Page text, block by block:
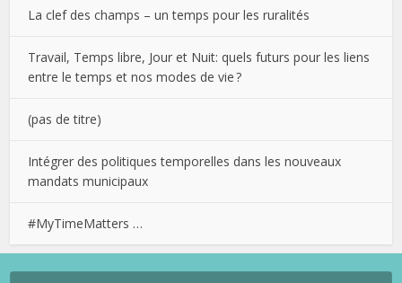
La clef des champs – un temps pour les ruralités
Travail, Temps libre, Jour et Nuit: quels futurs pour les liens
entre le temps et nos modes de vie ?
(pas de titre)
Intégrer des politiques temporelles dans les nouveaux
mandats municipaux
#MyTimeMatters …